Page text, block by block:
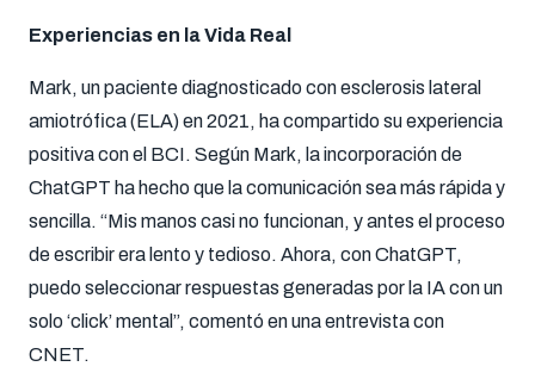
Experiencias en la Vida Real
Mark, un paciente diagnosticado con esclerosis lateral
amiotrófica (ELA) en 2021, ha compartido su experiencia
positiva con el BCI. Según Mark, la incorporación de
ChatGPT ha hecho que la comunicación sea más rápida y
sencilla. “Mis manos casi no funcionan, y antes el proceso
de escribir era lento y tedioso. Ahora, con ChatGPT,
puedo seleccionar respuestas generadas por la IA con un
solo ‘click’ mental”, comentó en una entrevista con
CNET.